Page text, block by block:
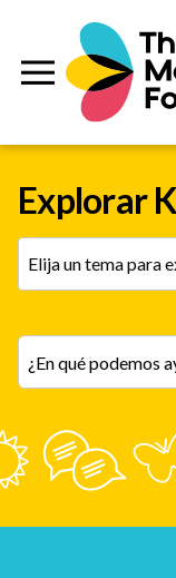
Explorar